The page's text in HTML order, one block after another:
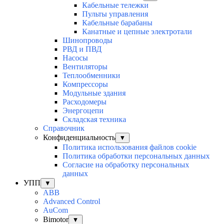
Кабельные тележки
Пульты управления
Кабельные барабаны
Канатные и цепные электротали
Шинопроводы
РВД и ПВД
Насосы
Вентиляторы
Теплообменники
Компрессоры
Модульные здания
Расходомеры
Энергоцепи
Складская техника
Справочник
Конфиденциальность
▼
Политика использования файлов cookie
Политика обработки персональных данных
Согласие на обработку персональных
данных
УПП
▼
ABB
Advanced Control
AuСom
Bimotor
▼